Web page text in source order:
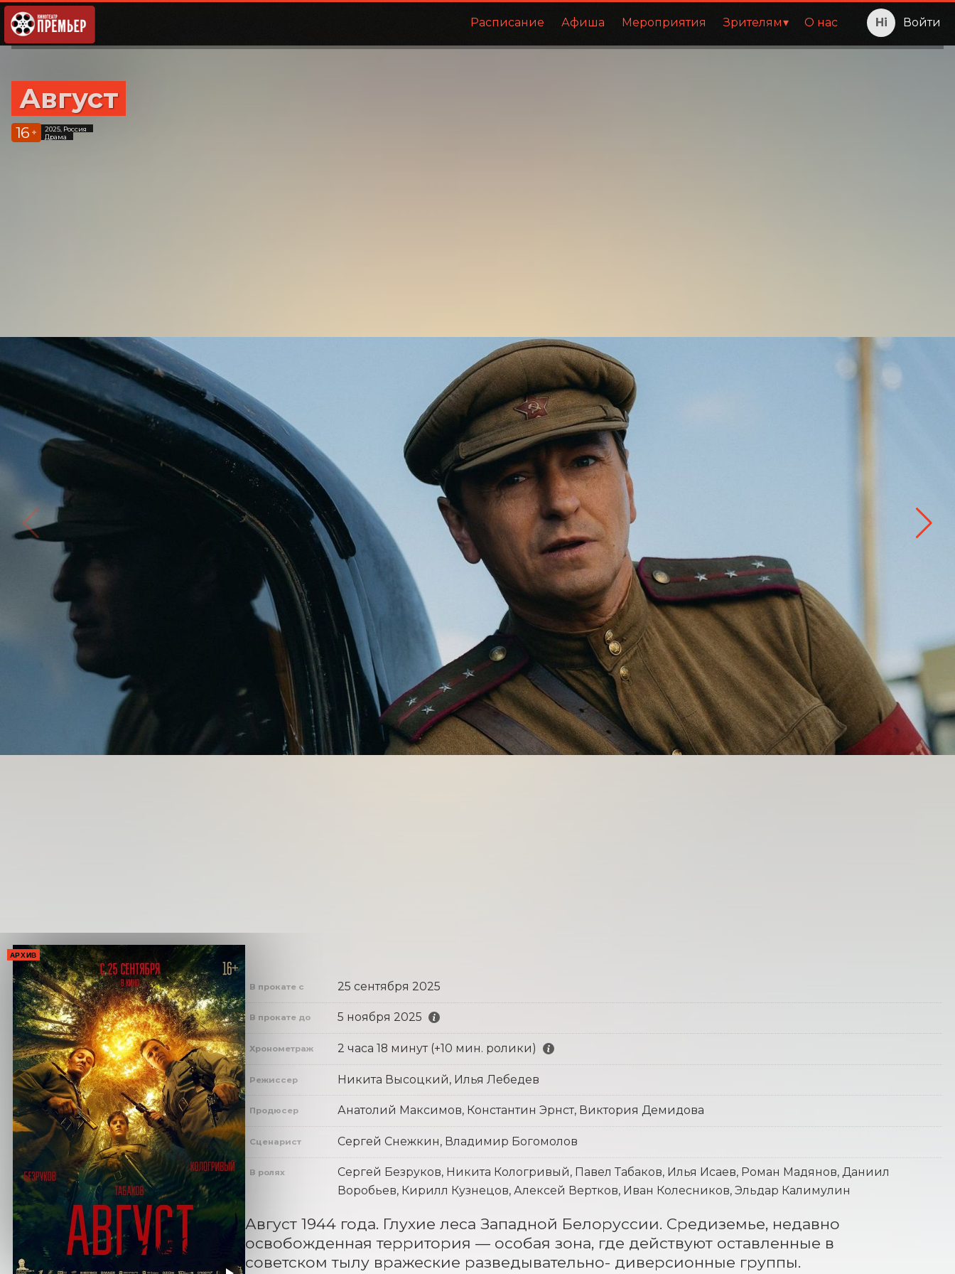
Расписание Афиша Мероприятия Зрителям О нас Войти
Август
16 +
2025, Россия
Драма
АРХИВ
В прокате с 25 сентября 2025
В прокате до 5 ноября 2025
Хронометраж 2 часа 18 минут (+10 мин. ролики)
Режиссер Никита Высоцкий, Илья Лебедев
Продюсер Анатолий Максимов, Константин Эрнст, Виктория Демидова
Сценарист Сергей Снежкин, Владимир Богомолов
В ролях
Сергей Безруков, Никита Кологривый, Павел Табаков, Илья Исаев, Роман Мадянов, Даниил
Воробьев, Кирилл Кузнецов, Алексей Вертков, Иван Колесников, Эльдар Калимулин
Август 1944 года. Глухие леса Западной Белоруссии. Средиземье, недавно
освобожденная территория — особая зона, где действуют оставленные в
советском тылу вражеские разведывательно- диверсионные группы.